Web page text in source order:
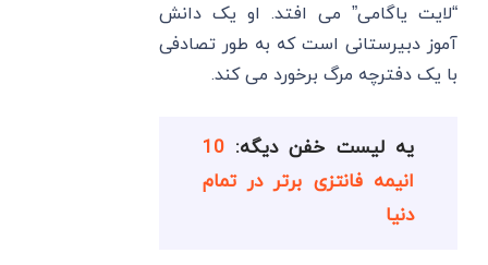
“لایت یاگامی” می افتد. او یک دانش
آموز دبیرستانی است که به طور تصادفی
با یک دفترچه مرگ برخورد می کند.
یه لیست خفن دیگه: 10
انیمه فانتزی برتر در تمام
دنیا